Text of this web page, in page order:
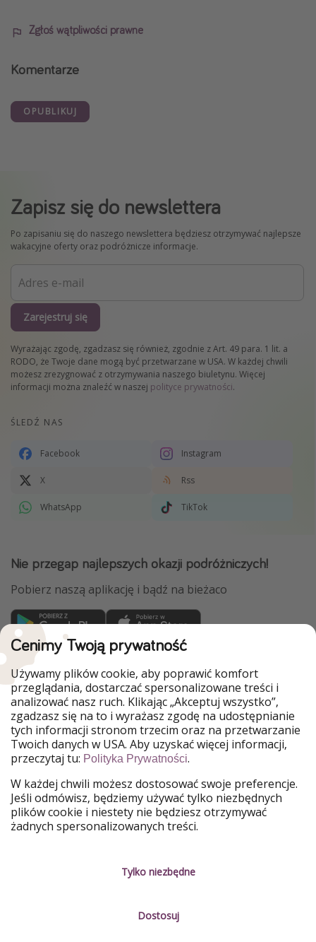
Zgłoś wątpliwości prawne
Komentarze
OPUBLIKUJ
Zapisz się do newslettera
Po zapisaniu się do naszego newslettera będziesz otrzymywać najlepsze
wakacyjne oferty oraz podróżnicze informacje.
Zarejestruj się
Wyrażając zgodę, zgadzasz się również, zgodnie z Art. 49 para. 1 lit. a
RODO, że Twoje dane mogą być przetwarzane w USA. W każdej chwili
możesz zrezygnować z otrzymywania naszego biuletynu. Więcej
informacji można znaleźć w naszej polityce prywatności.
ŚLEDŹ NAS
Facebook Instagram
X Rss
WhatsApp TikTok
Nie przegap najlepszych okazji podróżniczych!
Pobierz naszą aplikację i bądź na bieżaco
WakacyjniPiraci są częścią Grupy HolidayPirates
Nasze rynki
PiratinViaggio
HolidayPirates
VakantiePiraten
VoyagesPirates
Ferienpiraten
Urlaubspiraten
Urlaubspiraten
ViajerosPiratas
TravelPirates
Nasza grupa
HolidayPirates Group
Poznaj nas! Informacje prawne
O firmie
Cenimy Twoją prywatność
Używamy plików cookie, aby poprawić komfort
przeglądania, dostarczać spersonalizowane treści i
analizować nasz ruch. Klikając „Akceptuj wszystko”,
zgadzasz się na to i wyrażasz zgodę na udostępnianie
tych informacji stronom trzecim oraz na przetwarzanie
Twoich danych w USA. Aby uzyskać więcej informacji,
przeczytaj tu: Polityka Prywatności.
W każdej chwili możesz dostosować swoje preferencje.
Jeśli odmówisz, będziemy używać tylko niezbędnych
plików cookie i niestety nie będziesz otrzymywać
żadnych spersonalizowanych treści.
Tylko niezbędne
Dostosuj